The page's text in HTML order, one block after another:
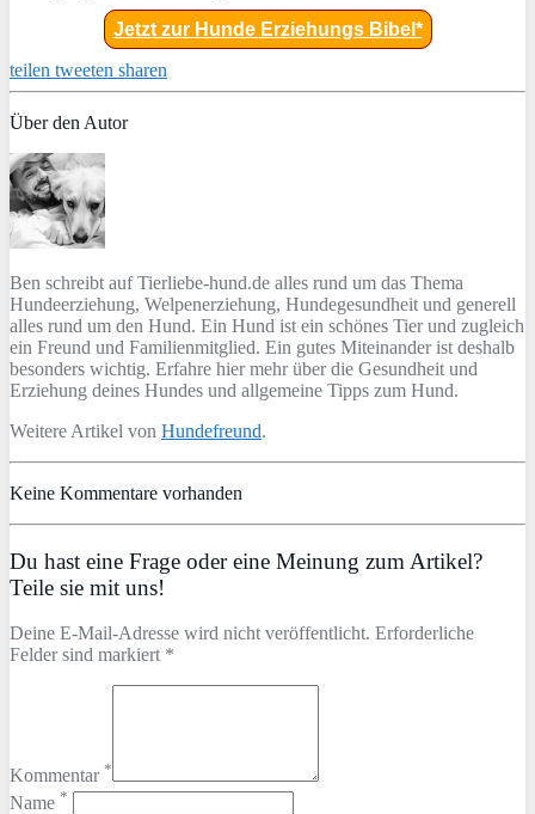
Jetzt zur Hunde Erziehungs Bibel*
teilen tweeten sharen
Über den Autor
Ben schreibt auf Tierliebe-hund.de alles rund um das Thema
Hundeerziehung, Welpenerziehung, Hundegesundheit und generell
alles rund um den Hund. Ein Hund ist ein schönes Tier und zugleich
ein Freund und Familienmitglied. Ein gutes Miteinander ist deshalb
besonders wichtig. Erfahre hier mehr über die Gesundheit und
Erziehung deines Hundes und allgemeine Tipps zum Hund.
Weitere Artikel von Hundefreund.
Keine Kommentare vorhanden
Du hast eine Frage oder eine Meinung zum Artikel?
Teile sie mit uns!
Deine E-Mail-Adresse wird nicht veröffentlicht. Erforderliche
Felder sind markiert *
Kommentar *
Name *